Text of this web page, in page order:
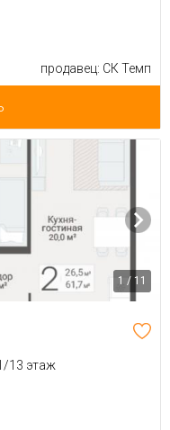
продавец: СК Темп
1 / 11
13 этаж